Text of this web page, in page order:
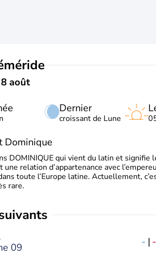
août
Dernier
croissant de Lune
Dominique
DOMINIQUE qui vient du latin et signifie
une relation d’appartenance avec
toute l’Europe latine. Actuellement,
rare.
09
- | -